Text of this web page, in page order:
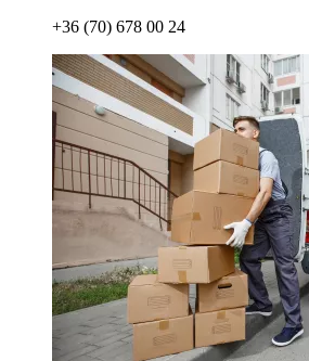
+36 (70) 678 00 24